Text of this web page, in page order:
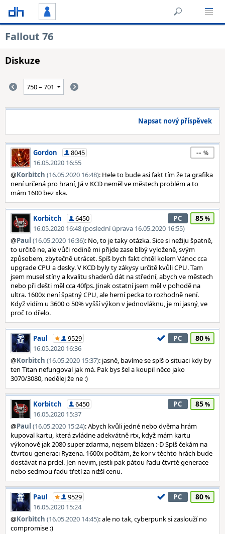
Fallout 76
Diskuze
Napsat nový příspěvek
Gordon
8045
16.05.2020 16:55
--
@Korbitch (16.05.2020 16:48): Hele to bude asi fakt tím že ta grafika
není určená pro hraní, Já v KCD neměl ve městech problém a to
mám 1600 bez xka.
Korbitch
6450
16.05.2020 16:48 (poslední úprava 16.05.2020 16:55)
PC 85
@Paul (16.05.2020 16:36): No, to je taky otázka. Sice si nežiju špatně,
to určitě ne, ale vůči rodině mi přijde zase blbý vyloženě, svým
způsobem, zbytečně utrácet. Spíš bych fakt chtěl kolem Vánoc cca
upgrade CPU a desky. V KCD byly ty zákysy určitě kvůli CPU. Tam
jsem musel stíny a kvalitu shaderů dát na střední, abych ve městech
nebo při dešti měl cca 40fps. Jinak ostatní jsem měl v pohodě na
ultra. 1600x není špatný CPU, ale herní pecka to rozhodně není.
Když vidím u 3600 o 50% vyšší výkon v jednovláknu, je mi jasný, ve
proč to dřelo.
Paul
9529
16.05.2020 16:36
PC 80
@Korbitch (16.05.2020 15:37): jasně, bavíme se spíš o situaci kdy by
ten Titan nefungoval jak má. Pak bys šel a koupil něco jako
3070/3080, nedělej že ne :)
Korbitch
6450
16.05.2020 15:37
PC 85
@Paul (16.05.2020 15:24): Abych kvůli jedné nebo dvěma hrám
kupoval kartu, která zvládne adekvátně rtx, když mám kartu
výkonově jak 2080 super zdarma, nejsem blázen :-D Spíš čekám na
čtvrtou generaci Ryzena. 1600x počítám, že kor v těchto hrách bude
dostávat na prdel. Jen nevim, jestli pak pátou řadu čtvrté generace
nebo sedmou řadu třetí za nižší cenu.
Paul
9529
16.05.2020 15:24
PC 80
@Korbitch (16.05.2020 14:45): ale no tak, cyberpunk si zaslouží no
compromise :)